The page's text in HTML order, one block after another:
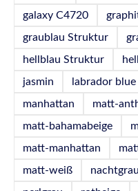
galaxy C4720
graublau Struktur
hellblau Struktur
jasmin
labrador
manhattan
matt-
matt-bahamabeige
matt-manhattan
matt-weiß
nachtgrau